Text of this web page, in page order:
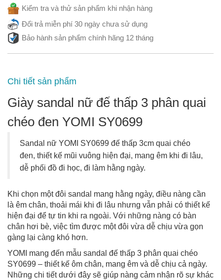
Kiểm tra và thử sản phẩm khi nhận hàng
Đổi trả miễn phí 30 ngày chưa sử dụng
Bảo hành sản phẩm chính hãng 12 tháng
Chi tiết sản phẩm
Giày sandal nữ đế thấp 3 phân quai
chéo đen YOMI SY0699
Sandal nữ YOMI SY0699 đế thấp 3cm quai chéo
đen, thiết kế mũi vuông hiện đại, mang êm khi đi lâu,
dễ phối đồ đi học, đi làm hằng ngày.
Khi chọn một đôi sandal mang hằng ngày, điều nàng cần
là êm chân, thoải mái khi đi lâu nhưng vẫn phải có thiết kế
hiện đại để tự tin khi ra ngoài. Với những nàng có bàn
chân hơi bè, việc tìm được một đôi vừa dễ chịu vừa gọn
gàng lại càng khó hơn.
YOMI mang đến mẫu sandal đế thấp 3 phân quai chéo
SY0699 – thiết kế ôm chân, mang êm và dễ chịu cả ngày.
Những chi tiết dưới đây sẽ giúp nàng cảm nhận rõ sự khác